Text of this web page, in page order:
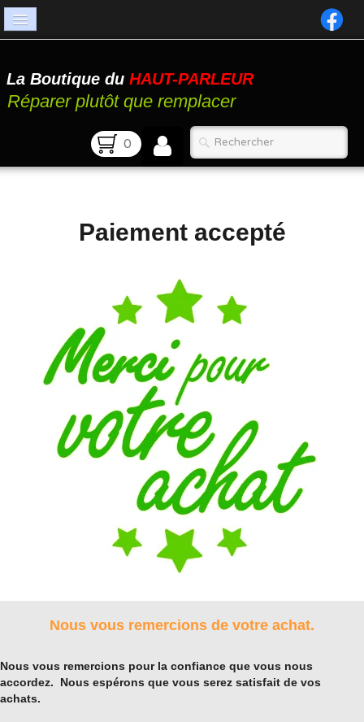
Catalogue
Atelier
La Boutique du HAUT-PARLEUR
Réparer plutôt que remplacer
0
Paiement accepté
Nous vous remercions de votre achat.
Nous vous remercions pour la confiance que vous nous
accordez. Nous espérons que vous serez satisfait de vos
achats.